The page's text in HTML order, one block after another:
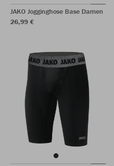
JAKO Jogginghose Base Damen
26,99 €